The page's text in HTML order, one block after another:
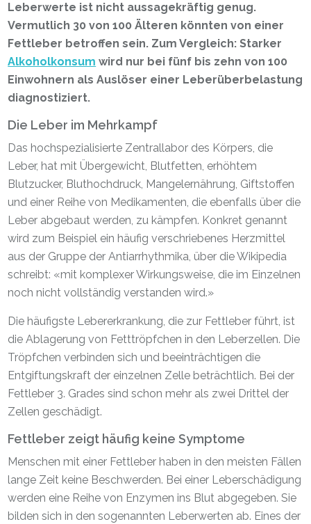
Leberwerte ist nicht aussagekräftig genug.
Vermutlich 30 von 100 Älteren könnten von einer
Fettleber betroffen sein. Zum Vergleich: Starker
Alkoholkonsum wird nur bei fünf bis zehn von 100
Einwohnern als Auslöser einer Leberüberbelastung
diagnostiziert.
Die Leber im Mehrkampf
Das hochspezialisierte Zentrallabor des Körpers, die
Leber, hat mit Übergewicht, Blutfetten, erhöhtem
Blutzucker, Bluthochdruck, Mangelernährung, Giftstoffen
und einer Reihe von Medikamenten, die ebenfalls über die
Leber abgebaut werden, zu kämpfen. Konkret genannt
wird zum Beispiel ein häufig verschriebenes Herzmittel
aus der Gruppe der Antiarrhythmika, über die Wikipedia
schreibt: «mit komplexer Wirkungsweise, die im Einzelnen
noch nicht vollständig verstanden wird.»
Die häufigste Lebererkrankung, die zur Fettleber führt, ist
die Ablagerung von Fetttröpfchen in den Leberzellen. Die
Tröpfchen verbinden sich und beeinträchtigen die
Entgiftungskraft der einzelnen Zelle beträchtlich. Bei der
Fettleber 3. Grades sind schon mehr als zwei Drittel der
Zellen geschädigt.
Fettleber zeigt häufig keine Symptome
Menschen mit einer Fettleber haben in den meisten Fällen
lange Zeit keine Beschwerden. Bei einer Leberschädigung
werden eine Reihe von Enzymen ins Blut abgegeben. Sie
bilden sich in den sogenannten Leberwerten ab. Eines der